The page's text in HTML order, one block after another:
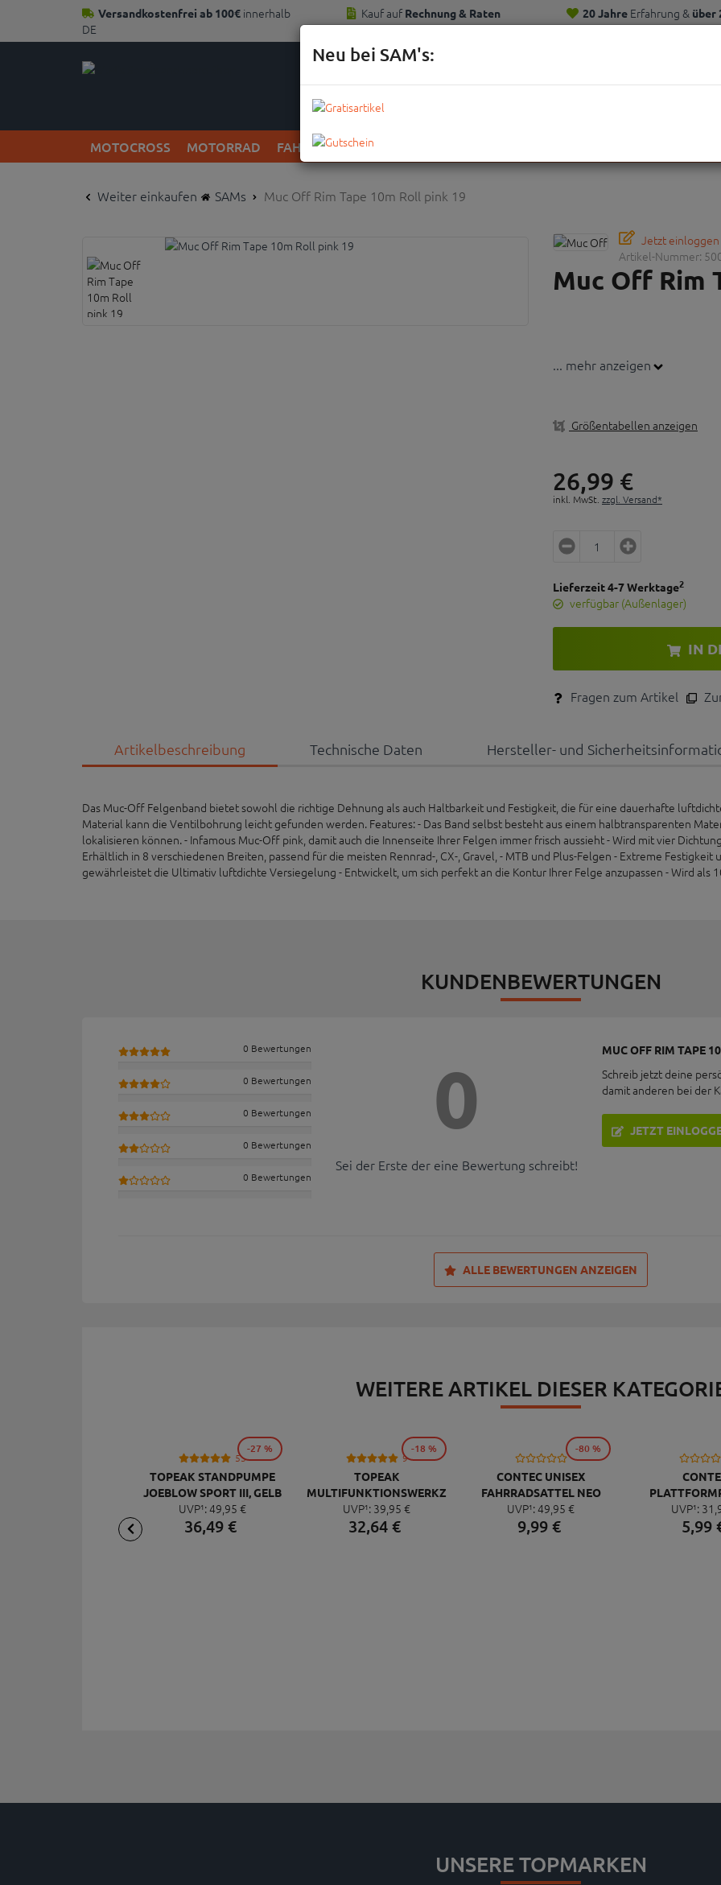
Versandkostenfrei ab 100€ innerhalb
DE
Kauf auf Rechnung & Raten 20 JahreErfahrung & über
Kunden
MOTOCROSS MOTORRAD FAHRRAD KOMPLETTRÄDER
Weiter einkaufen SAMs Muc Off Rim Tape 10m Roll pink 19
Jetzt
Artikel-Nummer:
Muc Off Rim
... mehr anzeigen
Größentabellen anzeigen
26,99 €
inkl. MwSt. zzgl. Versand*
Lieferzeit 4-7 Werktage2
verfügbar (Außenlager)
IN
Fragen zum Artikel
Artikelbeschreibung Technische Daten Hersteller- und
Das Muc-Off Felgenband bietet sowohl die richtige Dehnung als auch Haltbarkeit und Festigkeit, die für eine dauerhafte
Material kann die Ventilbohrung leicht gefunden werden. Features: - Das Band selbst besteht aus einem halbtransparenten
lokalisieren können. - Infamous Muc-Off pink, damit auch die Innenseite Ihrer Felgen immer frisch aussieht - Wird mit vier
Erhältlich in 8 verschiedenen Breiten, passend für die meisten Rennrad-, CX-, Gravel, - MTB und Plus-Felgen - Extreme
gewährleistet die Ultimativ luftdichte Versiegelung - Entwickelt, um sich perfekt an die Kontur Ihrer Felge anzupassen - Wird
KUNDENBEWERTUNGEN
0 Bewertungen
0 Bewertungen
0 Bewertungen
0 Bewertungen
0 Bewertungen
0
Sei der Erste der eine Bewertung schreibt!
MUC OFF RIM TAPE
Schreib jetzt deine
damit anderen bei der
JETZT
ALLE BEWERTUNGEN ANZEIGEN
WEITERE ARTIKEL DIESER
53
TOPEAK STANDPUMPE
JOEBLOW SPORT III, GELB
UVP¹:49, 95 €
36,49€
-27 %
9
TOPEAK
MULTIFUNKTIONSWERKZEUG
MINI 20 PRO
UVP¹: 39, 95 €
32,64€
-18 %
CONTEC UNISEX
FAHRRADSATTEL NEO
PACE ZX CUT
UVP¹:49, 95 €
9,99 €
-80 %
QUICK NEO
UVP¹: 31,
5,99
UNSERE TOPMARKEN
Neu bei SAM's: